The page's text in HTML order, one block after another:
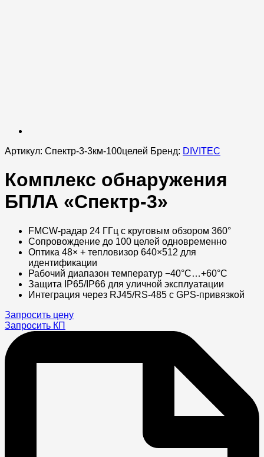
Артикул: Спектр-3-3км-100целей Бренд: DIVITEC
Комплекс обнаружения
БПЛА «Спектр-3»
FMCW-радар 24 ГГц с круговым обзором 360°
Сопровождение до 100 целей одновременно
Оптика 48× + тепловизор 640×512 для
идентификации
Рабочий диапазон температур −40°C…+60°C
Защита IP65/IP66 для уличной эксплуатации
Интеграция через RJ45/RS-485 с GPS-привязкой
Запросить цену
Запросить КП